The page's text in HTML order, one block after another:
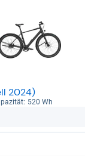
2024)
520 Wh